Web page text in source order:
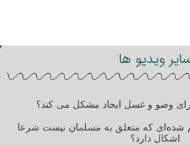
ویدیو ها
برای وضو و غسل ایجاد مشکل می کند؟
شده‌ای که متعلق به مسلمان نیست شرعا
اشکال دارد؟